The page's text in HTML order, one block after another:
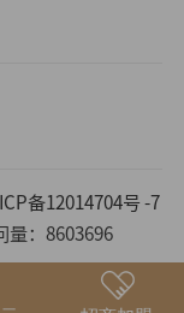
备12014704号 -7
量：8603696